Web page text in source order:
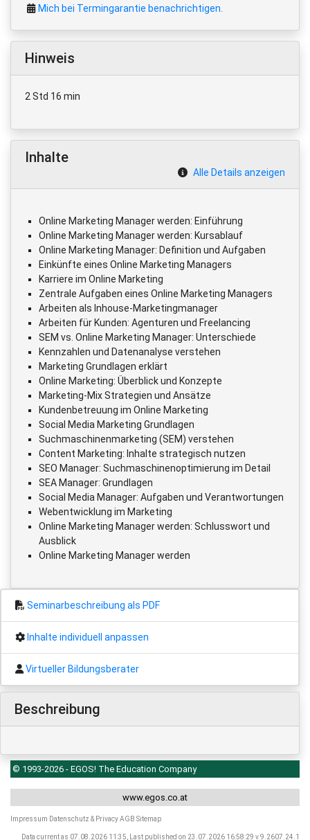
Mich bei Termingarantie benachrichtigen.
Hinweis
2 Std 16 min
Inhalte
Alle Details anzeigen
Online Marketing Manager werden: Einführung
Online Marketing Manager werden: Kursablauf
Online Marketing Manager: Definition und Aufgaben
Einkünfte eines Online Marketing Managers
Karriere im Online Marketing
Zentrale Aufgaben eines Online Marketing Managers
Arbeiten als Inhouse-Marketingmanager
Arbeiten für Kunden: Agenturen und Freelancing
SEM vs. Online Marketing Manager: Unterschiede
Kennzahlen und Datenanalyse verstehen
Marketing Grundlagen erklärt
Online Marketing: Überblick und Konzepte
Marketing-Mix Strategien und Ansätze
Kundenbetreuung im Online Marketing
Social Media Marketing Grundlagen
Suchmaschinenmarketing (SEM) verstehen
Content Marketing: Inhalte strategisch nutzen
SEO Manager: Suchmaschinenoptimierung im Detail
SEA Manager: Grundlagen
Social Media Manager: Aufgaben und Verantwortungen
Webentwicklung im Marketing
Online Marketing Manager werden: Schlusswort und
Ausblick
Online Marketing Manager werden
Seminarbeschreibung als PDF
Inhalte individuell anpassen
Virtueller Bildungsberater
Beschreibung
© 1993-2026 - EGOS! The Education Company
www.egos.co.at
Impressum Datenschutz & PrivacyAGB Sitemap
Data current as 07.08.2026 11:35, Last published on 23.07.2026 16:58:29 v.9.2607.24.1